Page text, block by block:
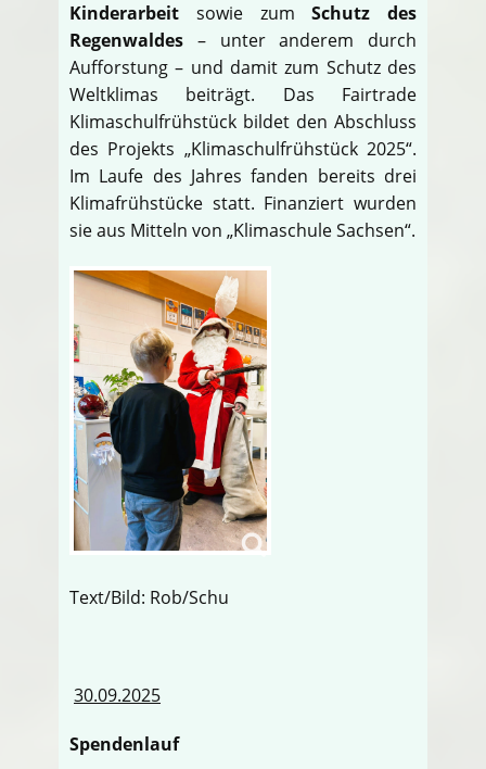
Kinderarbeit sowie zumSchutz des
Regenwaldes – unter anderem durch
Aufforstung – und damit zum Schutz des
Weltklimas beiträgt. Das Fairtrade
Klimaschulfrühstück bildet den Abschluss
des Projekts „Klimaschulfrühstück 2025“.
Im Laufe des Jahres fanden bereits drei
Klimafrühstücke statt. Finanziert wurden
sie aus Mitteln von „Klimaschule Sachsen“.
Text/Bild: Rob/Schu
30.09.2025
Spendenlauf